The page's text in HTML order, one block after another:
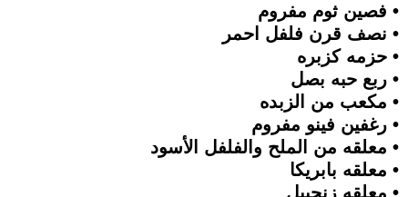
• فصين ثوم مفروم
• نصف قرن فلفل احمر
• حزمه كزبره
• ربع حبه بصل
• مكعب من الزبده
• رغفين فينو مفروم
• معلقه من الملح والفلفل الأسود
• معلقه بابريكا
• معلقه زنجبيل